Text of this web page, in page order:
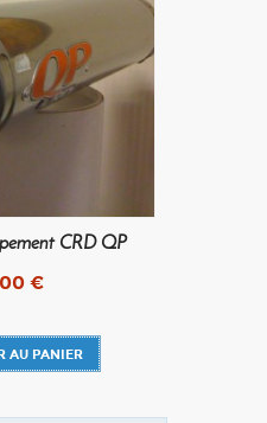
CRD QP
€
AU PANIER